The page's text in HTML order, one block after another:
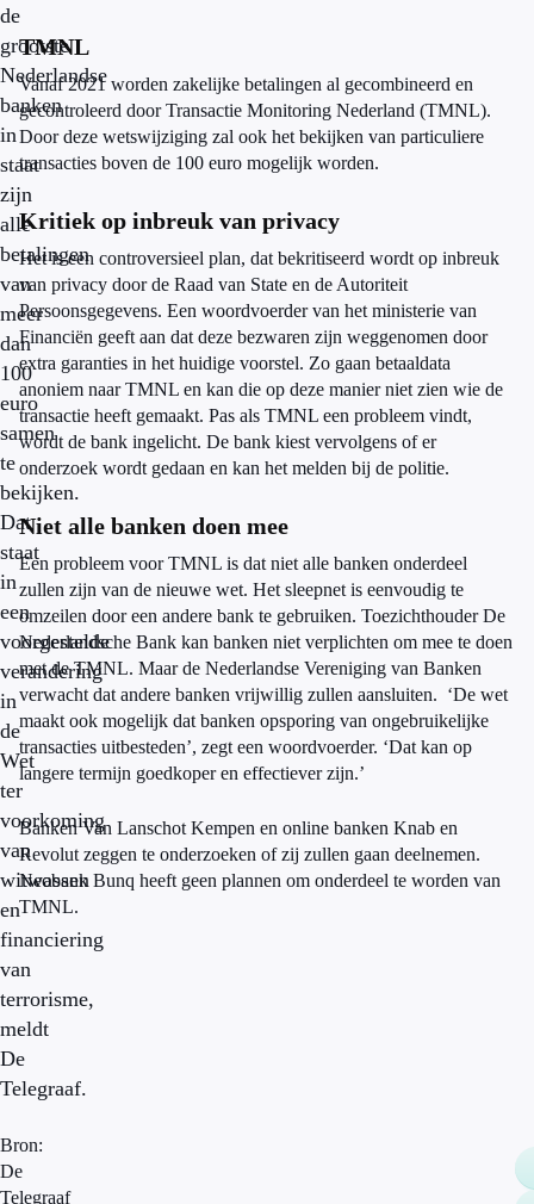
de
grootste
Nederlandse
banken
in
staat
zijn
alle
betalingen
van
meer
dan
100
euro
samen
te
bekijken.
Dat
staat
in
een
voorgestelde
verandering
in
de
Wet
ter
voorkoming
van
witwassen
en
financiering
van
terrorisme,
meldt
De
Telegraaf.
TMNL
Vanaf 2021 worden zakelijke betalingen al gecombineerd en
gecontroleerd door Transactie Monitoring Nederland (TMNL).
Door deze wetswijziging zal ook het bekijken van particuliere
transacties boven de 100 euro mogelijk worden.
Kritiek op inbreuk van privacy
Het is een controversieel plan, dat bekritiseerd wordt op inbreuk
van privacy door de Raad van State en de Autoriteit
Persoonsgegevens. Een woordvoerder van het ministerie van
Financiën geeft aan dat deze bezwaren zijn weggenomen door
extra garanties in het huidige voorstel. Zo gaan betaaldata
anoniem naar TMNL en kan die op deze manier niet zien wie de
transactie heeft gemaakt. Pas als TMNL een probleem vindt,
wordt de bank ingelicht. De bank kiest vervolgens of er
onderzoek wordt gedaan en kan het melden bij de politie.
Niet alle banken doen mee
Een probleem voor TMNL is dat niet alle banken onderdeel
zullen zijn van de nieuwe wet. Het sleepnet is eenvoudig te
omzeilen door een andere bank te gebruiken. Toezichthouder De
Nederlandsche Bank kan banken niet verplichten om mee te doen
met de TMNL. Maar de Nederlandse Vereniging van Banken
verwacht dat andere banken vrijwillig zullen aansluiten. ‘De wet
maakt ook mogelijk dat banken opsporing van ongebruikelijke
transacties uitbesteden’, zegt een woordvoerder. ‘Dat kan op
langere termijn goedkoper en effectiever zijn.’
Banken Van Lanschot Kempen en online banken Knab en
Revolut zeggen te onderzoeken of zij zullen gaan deelnemen.
Neobank Bunq heeft geen plannen om onderdeel te worden van
TMNL.
Bron:
De
Telegraaf